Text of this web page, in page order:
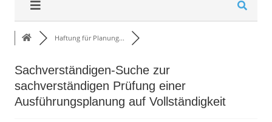
Haftung für Planung...
Sachverständigen-Suche zur
sachverständigen Prüfung einer
Ausführungsplanung auf Vollständigkeit